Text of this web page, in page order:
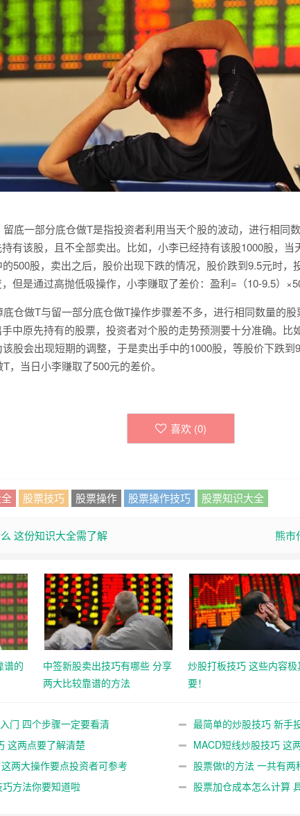
留底一部分底仓做T是指投资者利用当天个股的波动，进行相同
有该股，且不全部卖出。比如，小李已经持有该股1000股，
500股，卖出之后，股价出现下跌的情况，股价跌到9.5元时，
但是通过高抛低吸操作，小李赚取了差价：盈利=（10-9.5）
底仓做T与留一部分底仓做T操作步骤差不多，进行相同数量的
中原先持有的股票，投资者对个股的走势预测要十分准确。比
股会出现短期的调整，于是卖出手中的1000股，等股价下跌到
，当日小李赚取了500元的差价。
喜欢 (0)
股票技巧 股票操作 股票操作技巧 股票知识大全
这份知识大全需了解 熊市
谱的
中签新股卖出技巧有哪些 分享
两大比较靠谱的方法
炒股打板技巧 这些内容极
要！
门 四个步骤一定要看清
最简单的炒股技巧 新手
这两点要了解清楚
MACD短线炒股技巧 这
两大操作要点投资者可参考
股票做t的方法 一共有两
方法你要知道啦
股票加仓成本怎么计算